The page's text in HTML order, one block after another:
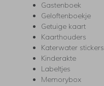
Gastenboek
Geloftenboekje
Getuige kaart
Kaarthouders
Katerwater stickers
Kinderakte
Labeltjes
Memorybox